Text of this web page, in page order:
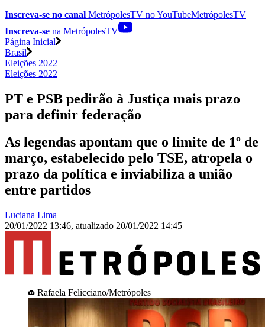
Inscreva-se no canal MetrópolesTV noYouTubeMetrópolesTV
Inscreva-se na MetrópolesTV
Página Inicial
Brasil
Eleições 2022
Eleições 2022
PT e PSB pedirão à Justiça mais prazo
para definir federação
As legendas apontam que o limite de 1º de
março, estabelecido pelo TSE, atropela o
prazo da política e inviabiliza a união
entre partidos
Luciana Lima
20/01/2022 13:46, atualizado 20/01/2022 14:45
Rafaela Felicciano/Metrópoles